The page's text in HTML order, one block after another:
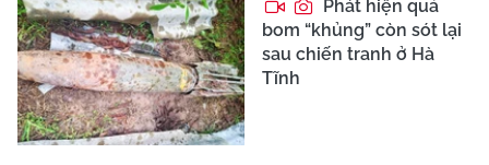
Phát hiện quả
bom “khủng” còn sót lại
sau chiến tranh ở Hà
Tĩnh